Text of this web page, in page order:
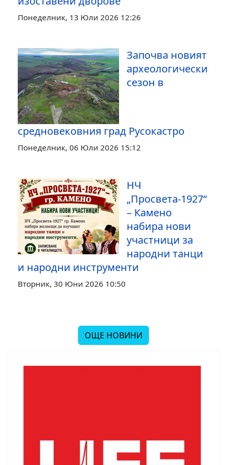
Понеделник, 13 Юли 2026 12:26
Започва новият
археологически
сезон в
средновековния град Русокастро
Понеделник, 06 Юли 2026 15:12
НЧ
„Просвета-1927“
– Камено
набира нови
участници за
народни танци
и народни инструменти
Вторник, 30 Юни 2026 10:50
ОЩЕ НОВИНИ